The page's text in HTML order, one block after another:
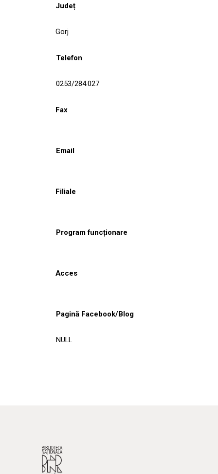
Județ
Gorj
Telefon
0253/284.027
Fax
Email
Filiale
Program funcționare
Acces
Pagină Facebook/Blog
NULL